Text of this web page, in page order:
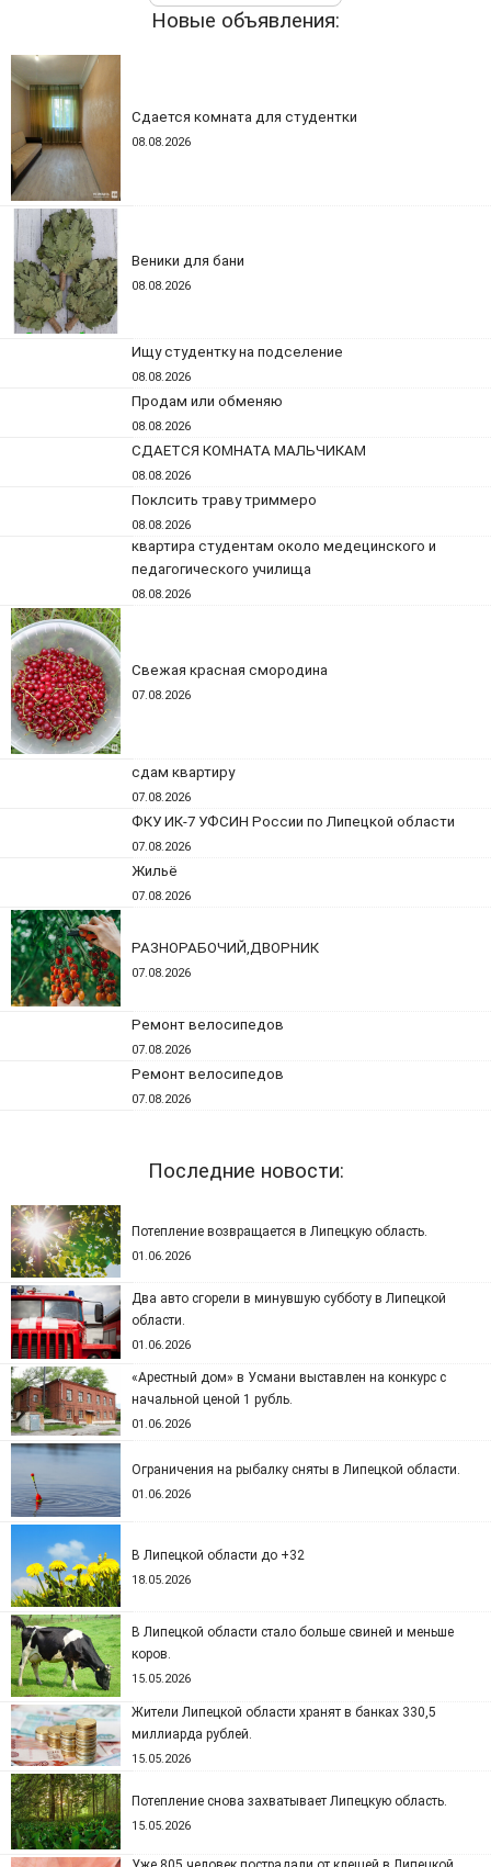
Новые объявления:
Сдается комната для студентки
08.08.2026
Веники для бани
08.08.2026
Ищу студентку на подселение
08.08.2026
Продам или обменяю
08.08.2026
СДАЕТСЯ КОМНАТА МАЛЬЧИКАМ
08.08.2026
Поклсить траву триммеро
08.08.2026
квартира студентам около медецинского и
педагогического училища
08.08.2026
Свежая красная смородина
07.08.2026
сдам квартиру
07.08.2026
ФКУ ИК-7 УФСИН России по Липецкой области
07.08.2026
Жильё
07.08.2026
РАЗНОРАБОЧИЙ,ДВОРНИК
07.08.2026
Ремонт велосипедов
07.08.2026
Ремонт велосипедов
07.08.2026
Последние новости:
Потепление возвращается в Липецкую область.
01.06.2026
Два авто сгорели в минувшую субботу в Липецкой
области.
01.06.2026
«Арестный дом» в Усмани выставлен на конкурс с
начальной ценой 1 рубль.
01.06.2026
Ограничения на рыбалку сняты в Липецкой области.
01.06.2026
В Липецкой области до +32
18.05.2026
В Липецкой области стало больше свиней и меньше
коров.
15.05.2026
Жители Липецкой области хранят в банках 330,5
миллиарда рублей.
15.05.2026
Потепление снова захватывает Липецкую область.
15.05.2026